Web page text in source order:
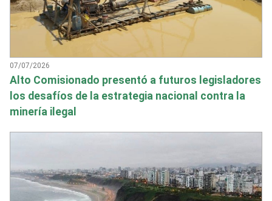
07/07/2026
Alto Comisionado presentó a futuros legisladores
los desafíos de la estrategia nacional contra la
minería ilegal